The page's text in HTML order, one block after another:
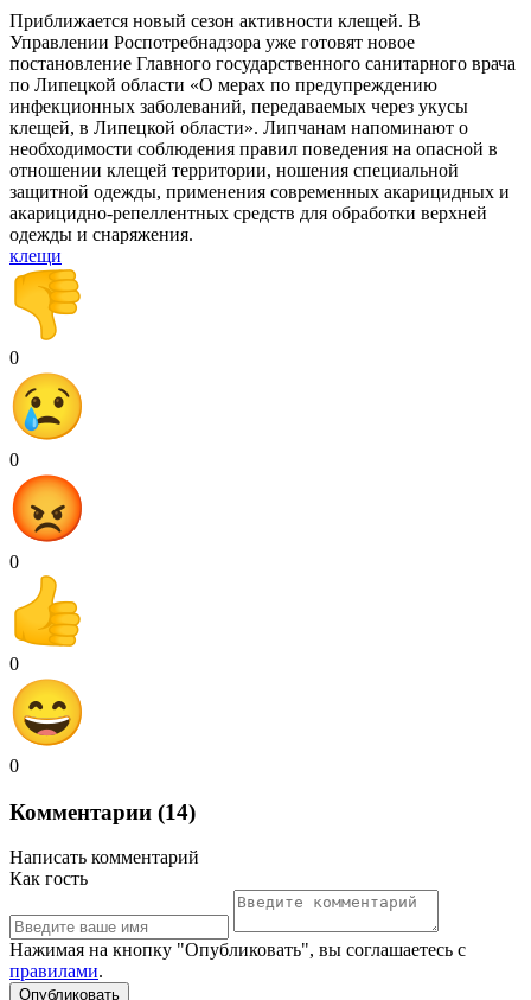
Приближается новый сезон активности клещей. В
Управлении Роспотребнадзора уже готовят новое
постановление Главного государственного санитарного врача
по Липецкой области «О мерах по предупреждению
инфекционных заболеваний, передаваемых через укусы
клещей, в Липецкой области». Липчанам напоминают о
необходимости соблюдения правил поведения на опасной в
отношении клещей территории, ношения специальной
защитной одежды, применения современных акарицидных и
акарицидно-репеллентных средств для обработки верхней
одежды и снаряжения.
клещи
0
0
0
0
0
Комментарии (14)
Написать комментарий
Как гость
Нажимая на кнопку "Опубликовать", вы соглашаетесь с
правилами.